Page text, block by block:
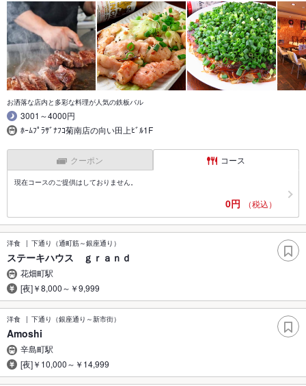
お洒落な店内と多彩な料理が人気の鉄板バル
3001～4000円
ﾎｰﾑﾌﾟﾗｻﾞﾅﾌｺ菊南店の向い田上ﾋﾞﾙ1F
クーポン コース
現在コースのご提供はしておりません。
0円 （税込）
洋食 下通り（通町筋～銀座通り）
ステーキハウス ｇｒａｎｄ
花畑町駅
[夜]￥8,000～￥9,999
洋食 下通り（銀座通り～新市街）
Amoshi
辛島町駅
[夜]￥10,000～￥14,999